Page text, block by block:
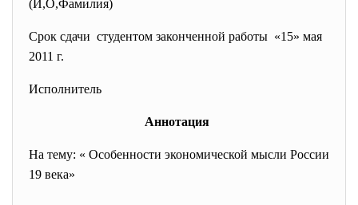
(И,О,Фамилия)
Срок сдачи студентом законченной работы «15» мая
2011 г.
Исполнитель
Аннотация
На тему: « Особенности экономической мысли России
19 века»